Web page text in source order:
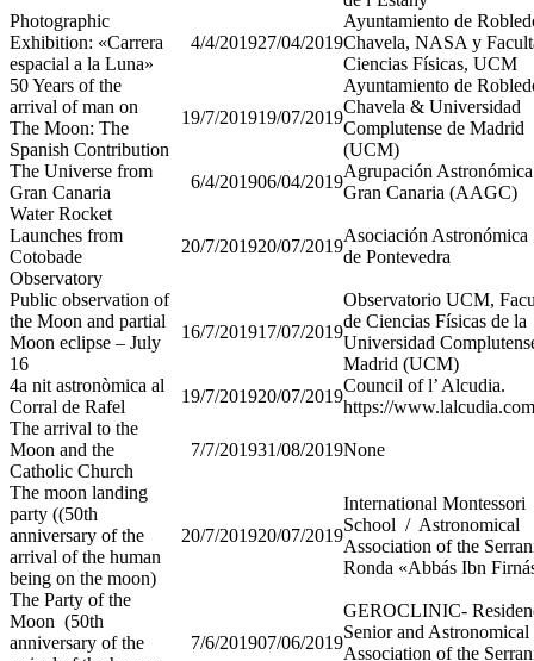
Photographic
Exhibition: «Carrera
espacial a la Luna»
4/4/201927/04/2019
Ayuntamiento de
Chavela, NASA y
Ciencias Físicas, UCM
50 Years of the
arrival of man on
The Moon: The
Spanish Contribution
19/7/201919/07/2019
Ayuntamiento de
Chavela & Universidad
Complutense de Madrid
(UCM)
The Universe from
Gran Canaria
6/4/201906/04/2019
Agrupación
Gran Canaria (AAGC)
Water Rocket
Launches from
Cotobade
Observatory
20/7/201920/07/2019
Asociación Astronómica
de Pontevedra
Public observation of
the Moon and partial
Moon eclipse – July
16
16/7/201917/07/2019
Observatorio UCM,
de Ciencias Físicas de la
Universidad
Madrid (UCM)
4a nit astronòmica al
Corral de Rafel
19/7/201920/07/2019
Council of l’ Alcudia.
https://
The arrival to the
Moon and the
Catholic Church
7/7/201931/08/2019None
The moon landing
party ((50th
anniversary of the
arrival of the human
being on the moon)
20/7/201920/07/2019
International Montessori
School / Astronomical
Association of the
Ronda «Abbás Ibn
The Party of the
Moon (50th
anniversary of the
7/6/201907/06/2019
GEROCLINIC-
Senior and Astronomical
Association of the